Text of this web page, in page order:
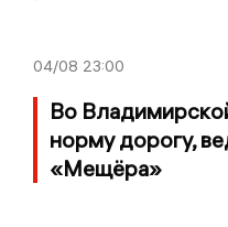
04/08 23:00
Во
норму дорогу,
«Мещёра»